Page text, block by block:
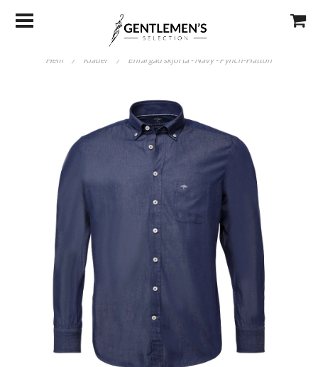
Hem / Kläder / Enfärgad skjorta - Navy - Fynch-Hatton